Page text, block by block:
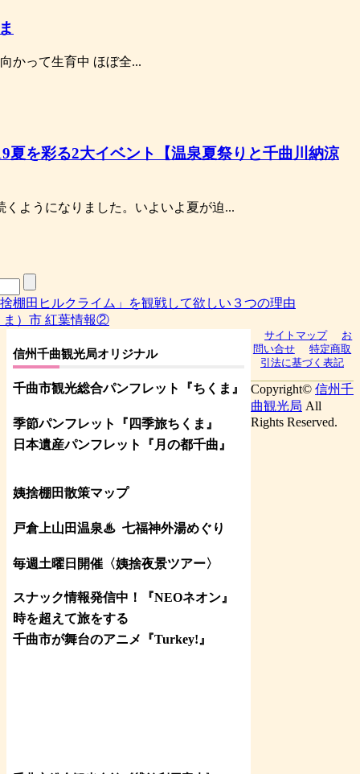
かって生育中 ほぼ全...
夏を彩る2大イベント【温泉夏祭りと千曲川納涼
くようになりました。いよいよ夏が迫...
棚田ヒルクライム」を観戦して欲しい３つの理由
ま）市 紅葉情報②
信州千曲観光局オリジナル
千曲市観光総合パンフレット 『ちくま 』
季節パンフレット『四季旅ちくま』
日本遺産パンフレット
『月の都千曲 』
姨捨棚田散策マップ
戸倉上山田温泉♨ 七福神外湯めぐり
毎週土曜日開催〈姨捨夜景ツアー〉
スナック情報発信中！『NEOネオン』
時を超えて旅をする
千曲市が舞台のアニメ『Turkey!』
サイトマップ
お
問い合せ
特定商取
引法に基づく表記
Copyright© 信州千
曲観光局 All
Rights Reserved.